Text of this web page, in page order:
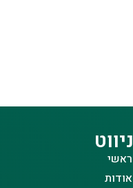
ניווט
ראשי
אודות